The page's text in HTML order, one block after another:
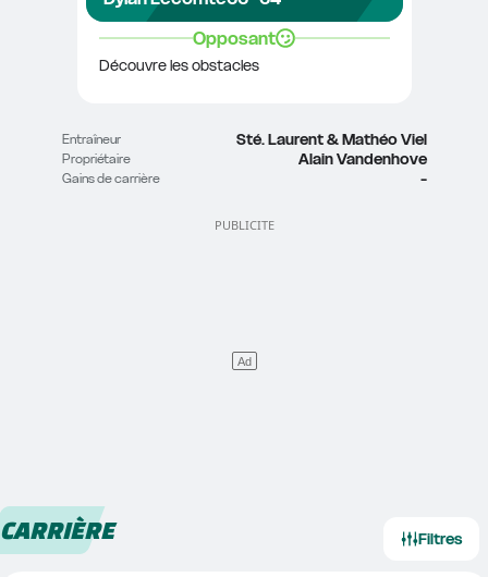
Opposant
Découvre les obstacles
Entraîneur Sté. Laurent & Mathéo Viel
Propriétaire Alain Vandenhove
Gains de carrière -
CARRIÈRE Filtres